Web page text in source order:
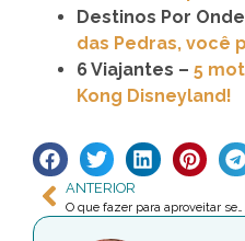
Destinos Por
das Pedras, você
6 Viajantes – 5
Kong Disneyland!
ANTERIOR
O que fazer para aproveitar seus Pontos Livelo